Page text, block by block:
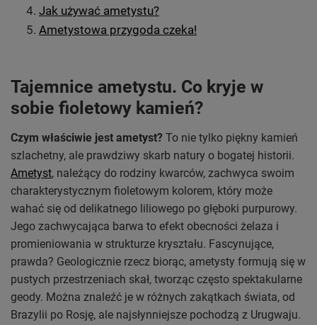
Jak używać ametystu?
Ametystowa przygoda czeka!
Tajemnice ametystu. Co kryje w
sobie fioletowy kamień?
Czym właściwie jest ametyst? To nie tylko piękny kamień
szlachetny, ale prawdziwy skarb natury o bogatej historii.
Ametyst, należący do rodziny kwarców, zachwyca swoim
charakterystycznym fioletowym kolorem, który może
wahać się od delikatnego liliowego po głęboki purpurowy.
Jego zachwycająca barwa to efekt obecności żelaza i
promieniowania w strukturze kryształu. Fascynujące,
prawda? Geologicznie rzecz biorąc, ametysty formują się w
pustych przestrzeniach skał, tworząc często spektakularne
geody. Można znaleźć je w różnych zakątkach świata, od
Brazylii po Rosję, ale najsłynniejsze pochodzą z Urugwaju.